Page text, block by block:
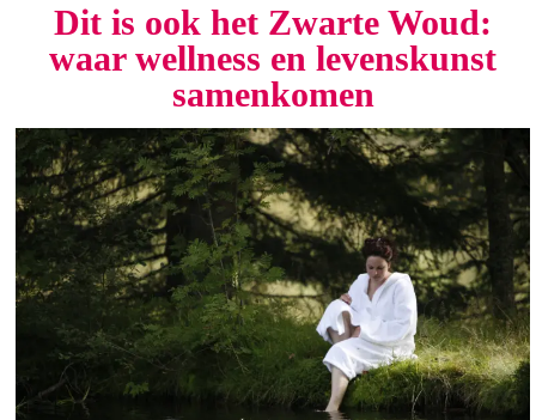
Dit is ook het Zwarte Woud:
waar wellness en levenskunst
samenkomen